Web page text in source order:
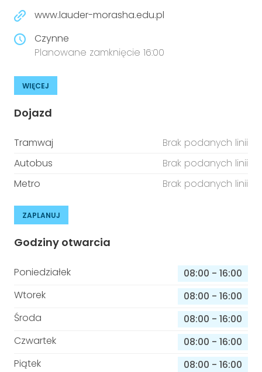
www.lauder-morasha.edu.pl
Czynne
Planowane zamknięcie 16:00
WIĘCEJ
Dojazd
Tramwaj
Brak podanych linii
Autobus
Brak podanych linii
Metro
Brak podanych linii
ZAPLANUJ
Godziny otwarcia
Poniedziałek 08:00 - 16:00
Wtorek
08:00 - 16:00
Środa
08:00 - 16:00
Czwartek
08:00 - 16:00
Piątek
08:00 - 16:00